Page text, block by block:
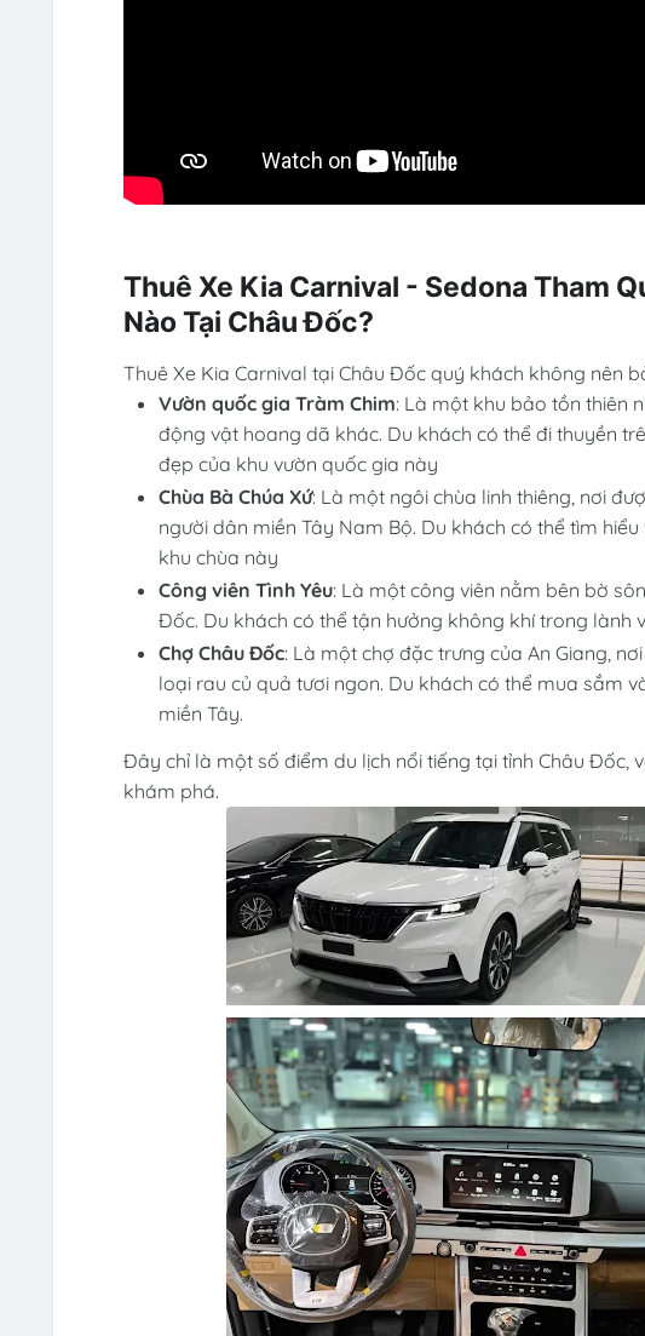
Thuê Xe Kia Carnival - Sedona Tham
Nào Tại Châu Đốc?
Thuê Xe Kia Carnival tại Châu Đốc quý khách không nên
Vườn quốc gia Tràm Chim: Là một khu bảo tồn thiên
động vật hoang dã khác. Du khách có thể đi thuyền
đẹp của khu vườn quốc gia này
Chùa Bà Chúa Xứ: Là một ngôi chùa linh thiêng, nơi
người dân miền Tây Nam Bộ. Du khách có thể tìm
khu chùa này
Công viên Tình Yêu: Là một công viên nằm bên bờ
Đốc. Du khách có thể tận hưởng không khí trong
Chợ Châu Đốc: Là một chợ đặc trưng của An Giang,
loại rau củ quả tươi ngon. Du khách có thể mua sắm
miền Tây.
Đây chỉ là một số điểm du lịch nổi tiếng tại tỉnh Châu Đốc,
khám phá.